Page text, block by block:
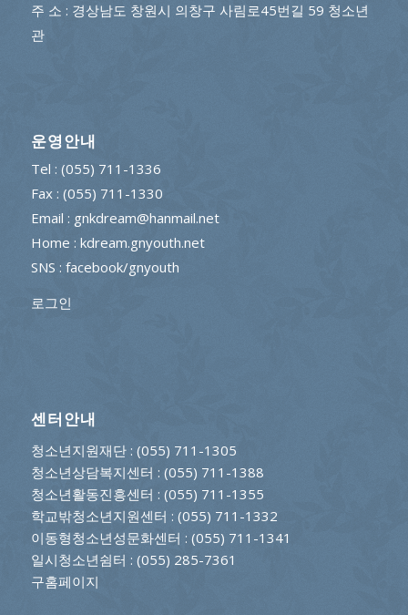
주 소 : 경상남도 창원시 의창구 사림로45번길 59 청소년
관
운영안내
Tel : (055) 711-1336
Fax : (055) 711-1330
Email : gnkdream@hanmail.net
Home : kdream.gnyouth.net
SNS : facebook/gnyouth
로그인
센터안내
청소년지원재단: (055) 711-1305
청소년상담복지센터 : (055) 711-1388
청소년활동진흥센터 : (055) 711-1355
학교밖청소년지원센터 : (055) 711-1332
이동형청소년성문화센터 : (055) 711-1341
일시청소년쉼터 : (055) 285-7361
구홈페이지